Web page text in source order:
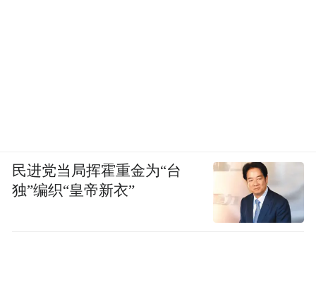
民进党当局挥霍重金为“台
独”编织“皇帝新衣”